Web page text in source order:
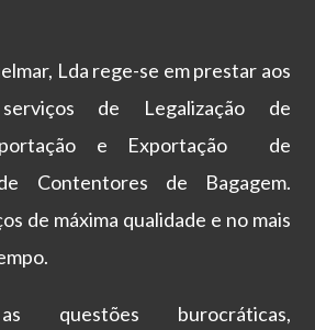
Lda rege-se em prestar aos
de Legalização de
e Exportação de
Contentores de Bagagem.
de máxima qualidade e no mais
questões burocráticas,